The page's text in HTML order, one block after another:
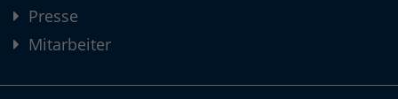
Presse
Mitarbeiter